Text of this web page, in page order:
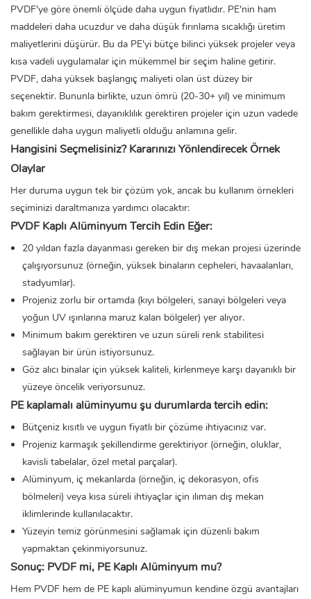
PVDF'ye göre önemli ölçüde daha uygun fiyatlıdır. PE'nin ham
maddeleri daha ucuzdur ve daha düşük fırınlama sıcaklığı üretim
maliyetlerini düşürür. Bu da PE'yi bütçe bilinci yüksek projeler veya
kısa vadeli uygulamalar için mükemmel bir seçim haline getirir.
PVDF, daha yüksek başlangıç ​​maliyeti olan üst düzey bir
seçenektir. Bununla birlikte, uzun ömrü (20-30+ yıl) ve minimum
bakım gerektirmesi, dayanıklılık gerektiren projeler için uzun vadede
genellikle daha uygun maliyetli olduğu anlamına gelir.
Hangisini Seçmelisiniz? Kararınızı Yönlendirecek Örnek
Olaylar
Her duruma uygun tek bir çözüm yok, ancak bu kullanım örnekleri
seçiminizi daraltmanıza yardımcı olacaktır:
PVDF Kaplı Alüminyum Tercih Edin Eğer:
20 yıldan fazla dayanması gereken bir dış mekan projesi üzerinde
çalışıyorsunuz (örneğin, yüksek binaların cepheleri, havaalanları,
stadyumlar).
Projeniz zorlu bir ortamda (kıyı bölgeleri, sanayi bölgeleri veya
yoğun UV ışınlarına maruz kalan bölgeler) yer alıyor.
Minimum bakım gerektiren ve uzun süreli renk stabilitesi
sağlayan bir ürün istiyorsunuz.
Göz alıcı binalar için yüksek kaliteli, kirlenmeye karşı dayanıklı bir
yüzeye öncelik veriyorsunuz.
PE kaplamalı alüminyumu şu durumlarda tercih edin:
Bütçeniz kısıtlı ve uygun fiyatlı bir çözüme ihtiyacınız var.
Projeniz karmaşık şekillendirme gerektiriyor (örneğin, oluklar,
kavisli tabelalar, özel metal parçalar).
Alüminyum, iç mekanlarda (örneğin, iç dekorasyon, ofis
bölmeleri) veya kısa süreli ihtiyaçlar için ılıman dış mekan
iklimlerinde kullanılacaktır.
Yüzeyin temiz görünmesini sağlamak için düzenli bakım
yapmaktan çekinmiyorsunuz.
Sonuç: PVDF mi, PE Kaplı Alüminyum mu?
Hem PVDF hem de PE kaplı alüminyumun kendine özgü avantajları